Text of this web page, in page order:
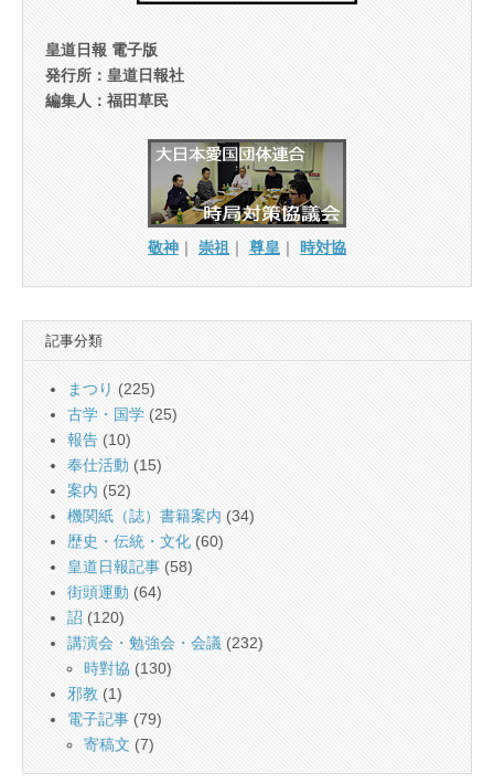
皇道日報 電子版
発行所：皇道日報社
編集人：福田草民
敬神 ｜ 崇祖 ｜ 尊皇 ｜ 時対協
記事分類
まつり (225)
古学・国学 (25)
報告 (10)
奉仕活動 (15)
案内 (52)
機関紙（誌）書籍案内 (34)
歴史・伝統・文化 (60)
皇道日報記事 (58)
街頭運動 (64)
詔 (120)
講演会・勉強会・会議 (232)
時對協 (130)
邪教 (1)
電子記事 (79)
寄稿文 (7)